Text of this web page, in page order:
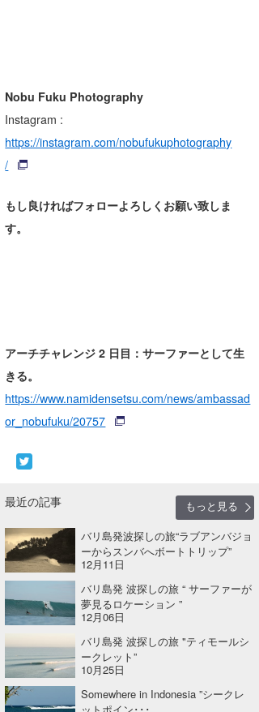
Nobu Fuku Photography
Instagram :
https://instagram.com/nobufukuphotography
/
もし良ければフォローよろしくお願い致しま
す。
アーチチャレンジ 2 日目：サーファーとして生
きる。
https://www.namidensetsu.com/news/ambassad
or_nobufuku/20757
最近の記事
もっと見る
バリ島発波探しの旅“ラブアンバジョ
ーからスンバへボートトリップ”
12月11日
バリ島発 波探しの旅 “ サーファーが
夢見るロケーション ”
12月06日
バリ島発 波探しの旅 "ティモールシ
ークレット”
10月25日
Somewhere in Indonesia ”シークレ